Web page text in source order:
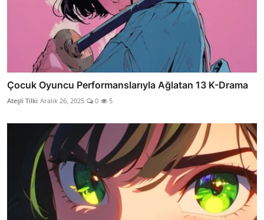
Çocuk Oyuncu Performanslarıyla Ağlatan 13 K-Drama
Ateşli Tilki Aralık 26, 2025 0 5